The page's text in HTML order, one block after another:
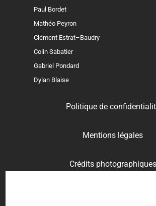
Paul Bordet
Mathéo Peyron
Clément Estrat–Baudry
Colin Sabatier
Gabriel Pondard
Dylan Blaise
Politique de
Mentions légales
Crédits photographiques